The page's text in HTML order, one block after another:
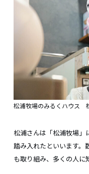
松浦牧場のみるくハウス
松浦さんは「松浦牧場」
踏み入れたといいます。
も取り組み、多くの人に